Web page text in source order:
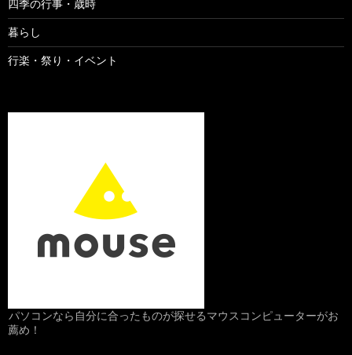
四季の行事・歳時
暮らし
行楽・祭り・イベント
パソコンなら自分に合ったものが探せるマウスコンピューターがお
薦め！